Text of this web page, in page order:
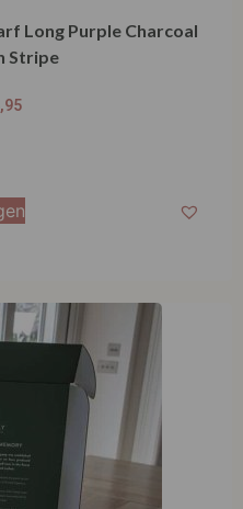
Long Purple Charcoal
Stripe